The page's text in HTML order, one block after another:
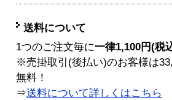
送料について
1つのご注文毎に一律1,100円(税
※売掛取引(後払い)のお客様は
無料！
⇒送料について詳しくはこちら